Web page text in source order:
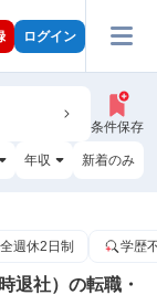
ログイン
条件保存
年収 新着のみ
週休2日制 学歴
退社）の転職・